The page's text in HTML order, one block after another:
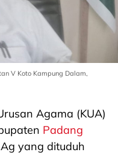
V Koto Kampung Dalam,
Agama (KUA)
Padang
yang dituduh